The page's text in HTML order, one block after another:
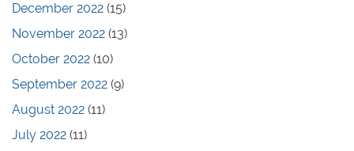
December 2022 (15)
November 2022 (13)
October 2022 (10)
September 2022 (9)
August 2022 (11)
July 2022 (11)